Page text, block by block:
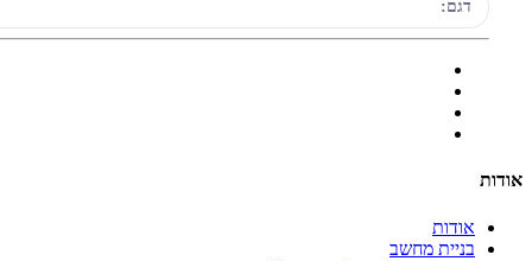
דגם:
אודות
אודות
בניית מחשב